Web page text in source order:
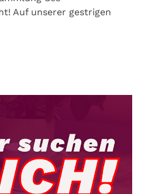
Auf unserer gestrigen